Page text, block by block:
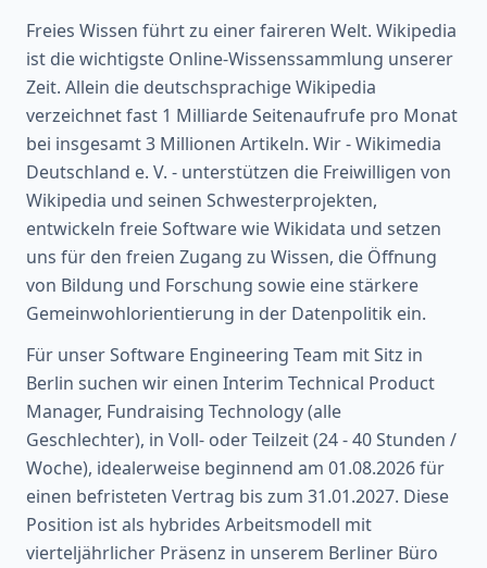
Freies Wissen führt zu einer faireren Welt. Wikipedia
ist die wichtigste Online-Wissenssammlung unserer
Zeit. Allein die deutschsprachige Wikipedia
verzeichnet fast 1 Milliarde Seitenaufrufe pro Monat
bei insgesamt 3 Millionen Artikeln. Wir - Wikimedia
Deutschland e. V. - unterstützen die Freiwilligen von
Wikipedia und seinen Schwesterprojekten,
entwickeln freie Software wie Wikidata und setzen
uns für den freien Zugang zu Wissen, die Öffnung
von Bildung und Forschung sowie eine stärkere
Gemeinwohlorientierung in der Datenpolitik ein.
Für unser Software Engineering Team mit Sitz in
Berlin suchen wir einen Interim Technical Product
Manager, Fundraising Technology (alle
Geschlechter), in Voll- oder Teilzeit (24 - 40 Stunden /
Woche), idealerweise beginnend am 01.08.2026 für
einen befristeten Vertrag bis zum 31.01.2027. Diese
Position ist als hybrides Arbeitsmodell mit
vierteljährlicher Präsenz in unserem Berliner Büro